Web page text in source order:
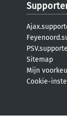
Sitemap
Mijn
Cookie-